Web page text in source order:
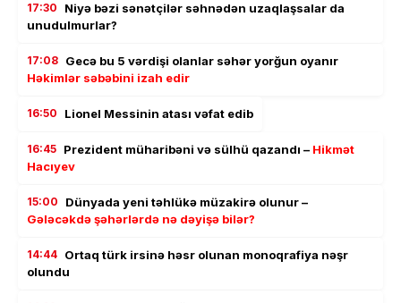
17:30
Niyə bəzi sənətçilər səhnədən uzaqlaşsalar da
unudulmurlar?
17:08 Gecə bu 5 vərdişi olanlar səhər yorğun oyanır
Həkimlər səbəbini izah edir
16:50 Lionel Messinin atası vəfat edib
16:45 Prezident müharibəni və sülhü qazandı – Hikmət
Hacıyev
15:00
Dünyada yeni təhlükə müzakirə olunur –
Gələcəkdə şəhərlərdə nə dəyişə bilər?
14:44 Ortaq türk irsinə həsr olunan monoqrafiya nəşr
olundu